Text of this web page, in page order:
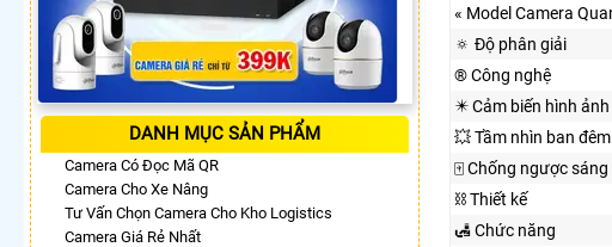
DANH MỤC SẢN PHẨM
Camera Có Đọc Mã QR
Camera Cho Xe Nâng
Tư Vấn Chọn Camera Cho Kho Logistics
Camera Giá Rẻ Nhất
« Model Camera
🔅 Độ phân giải
®️ Công nghệ
✴️ Cảm biến hình ảnh
💥 Tầm nhìn ban đêm
🀄 Chống ngược sáng
⛓ Thiết kế
🛃 Chức năng